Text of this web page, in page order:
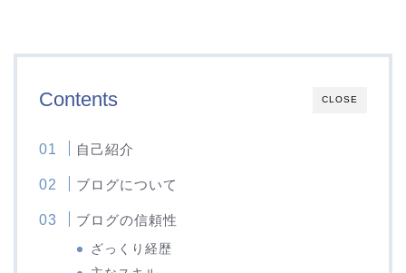
CLOSE
Contents
自己紹介
ブログについて
ブログの信頼性
ざっくり経歴